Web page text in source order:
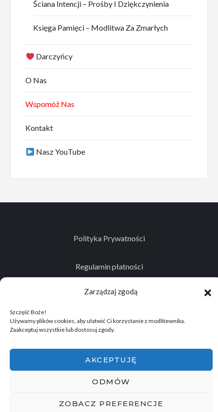
Zarządzaj zgodą
Szczęść Boże!
Używamy plików cookies, aby ułatwić Ci korzystanie z modlitewnika.
Zaakceptuj wszystkie lub dostosuj zgody.
AKCEPTUJĘ
ODMÓW
ZOBACZ PREFERENCJE
Ściana Intencji – Prośby I Dziękczynienia
Księga Pamięci – Modlitwa Za Zmarłych
Darczyńcy
O Nas
Wspomóż Nas
Kontakt
Nasz YouTube
Polityka Prywatności
Regulamin płatności
Kontakt
Historyczno - Eksploracyjne "Memento Mori"
Wszelkie prawa zastrzeżone.